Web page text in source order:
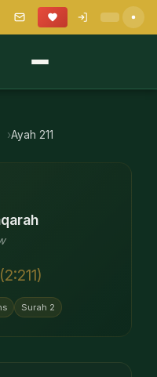
Ayah 211
(2:211)
Surah 2